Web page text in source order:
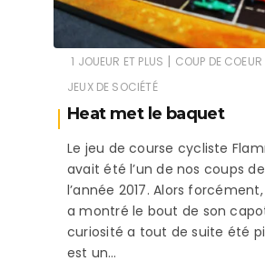
1 JOUEUR ET PLUS | COUP DE COEUR
JEUX DE SOCIÉTÉ
Heat met le baquet
Le jeu de course cycliste
avait été l’un de nos coups
l’année 2017. Alors
a montré le bout de son
curiosité a tout de suite été
est un…